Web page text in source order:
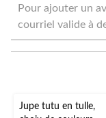
pour
évaluer
ouvrira
pour
évaluer
ouvrira
Pour ajouter un
courriel valide à
Jupe tutu en tulle,